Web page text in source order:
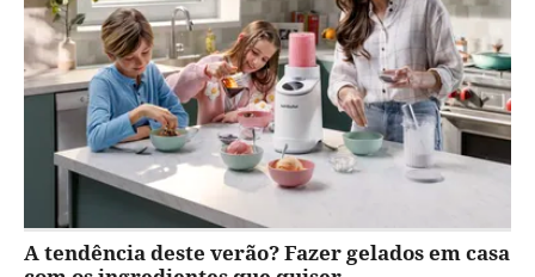
A tendência deste verão? Fazer gelados em casa